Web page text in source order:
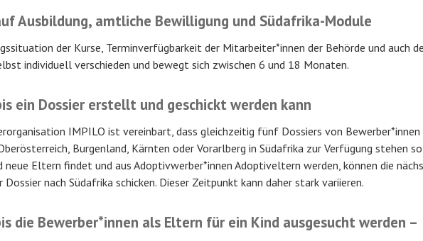
Ausbildung, amtliche Bewilligung und Südafrika-Module
der Kurse, Terminverfügbarkeit der Mitarbeiter*innen der Behörde und auch
individuell verschieden und bewegt sich zwischen 6 und 18 Monaten.
ein Dossier erstellt und geschickt werden kann
IMPILO ist vereinbart, dass gleichzeitig fünf Dossiers von Bewerber*innen
Burgenland, Kärnten oder Vorarlberg in Südafrika zur Verfügung stehen
neue Eltern findet und aus Adoptivwerber*innen Adoptiveltern werden, können die
Dossier nach Südafrika schicken. Dieser Zeitpunkt kann daher stark variieren.
die Bewerber*innen als Eltern für ein Kind ausgesucht werden –